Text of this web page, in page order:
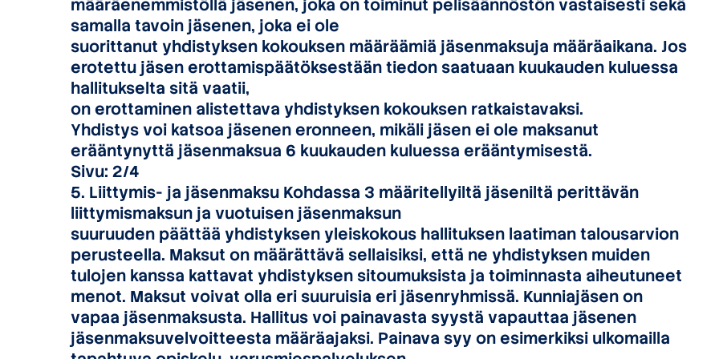
määräenemmistöllä jäsenen, joka on toiminut pelisäännöstön vastaisesti sekä
samalla tavoin jäsenen, joka ei ole
suorittanut yhdistyksen kokouksen määräämiä jäsenmaksuja määräaikana. Jos
erotettu jäsen erottamispäätöksestään tiedon saatuaan kuukauden kuluessa
hallitukselta sitä vaatii,
on erottaminen alistettava yhdistyksen kokouksen ratkaistavaksi.
Yhdistys voi katsoa jäsenen eronneen, mikäli jäsen ei ole maksanut
erääntynyttä jäsenmaksua 6 kuukauden kuluessa erääntymisestä.
Sivu: 2/4
5. Liittymis- ja jäsenmaksu Kohdassa 3 määritellyiltä jäseniltä perittävän
liittymismaksun ja vuotuisen jäsenmaksun
suuruuden päättää yhdistyksen yleiskokous hallituksen laatiman talousarvion
perusteella. Maksut on määrättävä sellaisiksi, että ne yhdistyksen muiden
tulojen kanssa kattavat yhdistyksen sitoumuksista ja toiminnasta aiheutuneet
menot. Maksut voivat olla eri suuruisia eri jäsenryhmissä. Kunniajäsen on
vapaa jäsenmaksusta. Hallitus voi painavasta syystä vapauttaa jäsenen
jäsenmaksuvelvoitteesta määräajaksi. Painava syy on esimerkiksi ulkomailla